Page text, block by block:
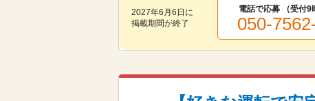
2027年6月6日 に
掲載期間が終了
電話で応募 （受付9
050-